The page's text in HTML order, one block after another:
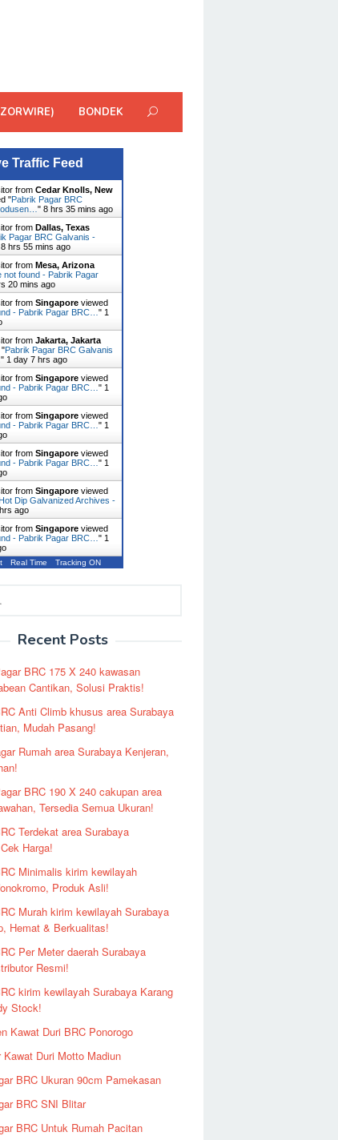
BONDEK
Traffic Feed
fromCedar Knolls, New
"Pabrik Pagar BRC
"8 hrs 36 mins ago
fromDallas, Texas
Pagar BRC Galvanis -
8 hrs 55 mins ago
fromMesa, Arizona
not found - Pabrik Pagar
20 mins ago
fromSingapore viewed
- Pabrik Pagar BRC…" 1
fromJakarta, Jakarta
"Pabrik Pagar BRC Galvanis
" 1 day 7 hrs ago
fromSingapore viewed
- Pabrik Pagar BRC…" 1
fromSingapore viewed
- Pabrik Pagar BRC…" 1
fromSingapore viewed
- Pabrik Pagar BRC…" 1
fromSingapore viewed
Dip Galvanized Archives -
ago
fromSingapore viewed
- Pabrik Pagar BRC…" 1
Real Time Tracking ON
Recent Posts
BRC 175 X 240 kawasan
Cantikan, Solusi Praktis!
Anti Climb khusus area Surabaya
Mudah Pasang!
Rumah area Surabaya Kenjeran,
BRC 190 X 240 cakupan area
Tersedia Semua Ukuran!
Terdekat area Surabaya
Harga!
Minimalis kirim kewilayah
Produk Asli!
Murah kirim kewilayah Surabaya
Hemat & Berkualitas!
Per Meter daerah Surabaya
Resmi!
kirim kewilayah Surabaya Karang
Stock!
Kawat Duri BRC Ponorogo
Kawat Duri Motto Madiun
BRC Ukuran 90cm Pamekasan
BRC SNI Blitar
BRC Untuk Rumah Pacitan